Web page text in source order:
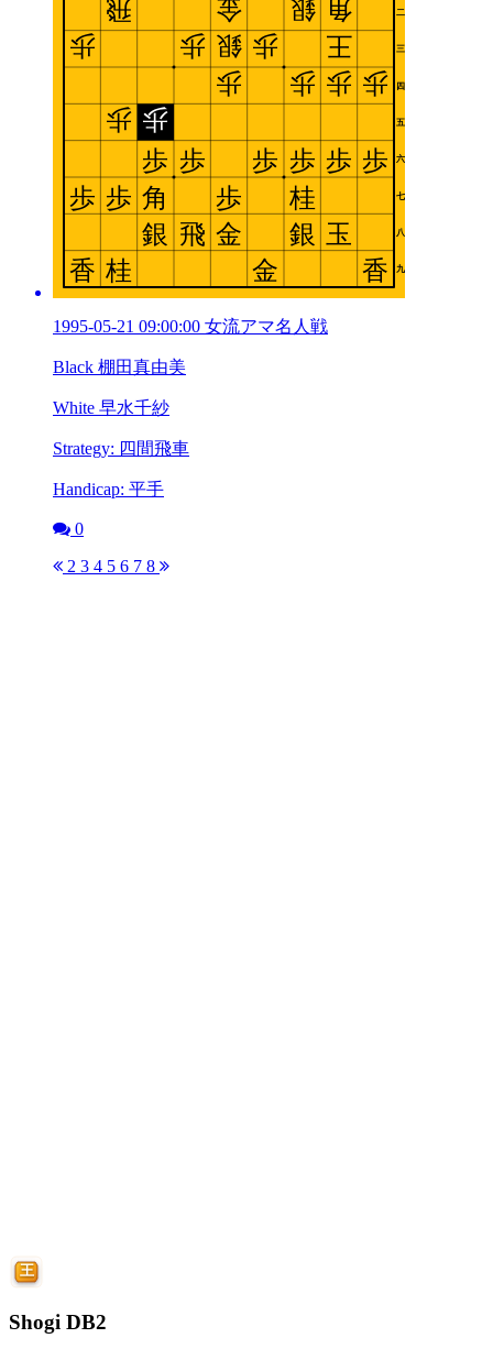
1995-05-21 09:00:00 女流アマ名人戦
Black 棚田真由美
White 早水千紗
Strategy: 四間飛車
Handicap: 平手
0
2 3 4 5 6 7 8
Shogi DB2